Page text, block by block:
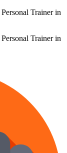
Trainer in
Trainer in